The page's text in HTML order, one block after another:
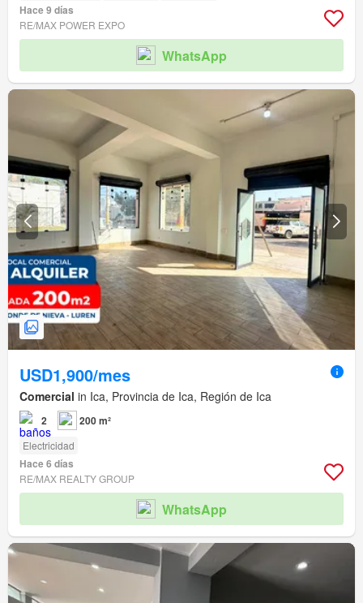
Hace 9 días
RE/MAX POWER EXPO
WhatsApp
USD1,900/mes
Comercial in Ica, Provincia de Ica, Región de Ica
2 200 m²
Electricidad
Hace 6 días
RE/MAX REALTY GROUP
WhatsApp